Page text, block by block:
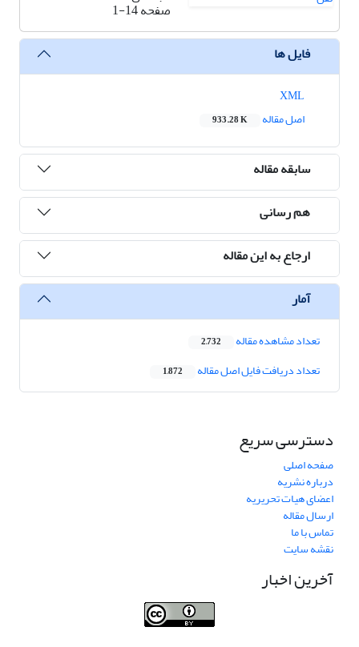
صفحه1-14
فایل ها
اصل مقاله
933.28 K
سابقه مقاله
هم رسانی
ارجاع به این مقاله
آمار
تعداد مشاهده مقاله 2,732
تعداد دریافت فایل اصل مقاله 1,872
دسترسی سریع
صفحه اصلی
درباره نشریه
اعضای هیات تحریریه
ارسال مقاله
تماس با ما
نقشه سایت
آخرین اخبار